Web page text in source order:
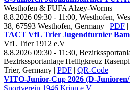
Westhofen & FUFA Alzey-Worms
8.8.2026 09:30 - 11:00, Westhofen,
38, 67593 Westhofen, Germany | PDF |
TACT VfL Trier Jugendturnier
VfL Trier 1912 e.V
8.8.2026 09:30 - 11:30,
Bezirkssportanlage Heiligkreuz
Trier, Germany | PDF | QR-Code
VITO-Junior-Cup 2026 (D-
Sportverein 1946 Kripp e.V.